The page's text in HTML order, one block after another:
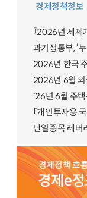
경제정책정보
『2026년 세제
2026년 한국
2026년 6월
‘26년 6월 주택